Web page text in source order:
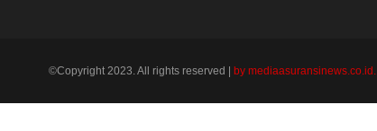
©Copyright 2023. All rights reserved | by mediaasuransinews.co.id.